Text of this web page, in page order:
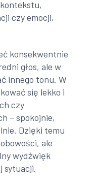
czy emocji,
konsekwentnie
głos, ale w
innego tonu. W
się lekko i
czy
– spokojnie,
Dzięki temu
ale
wydźwięk
sytuacji.